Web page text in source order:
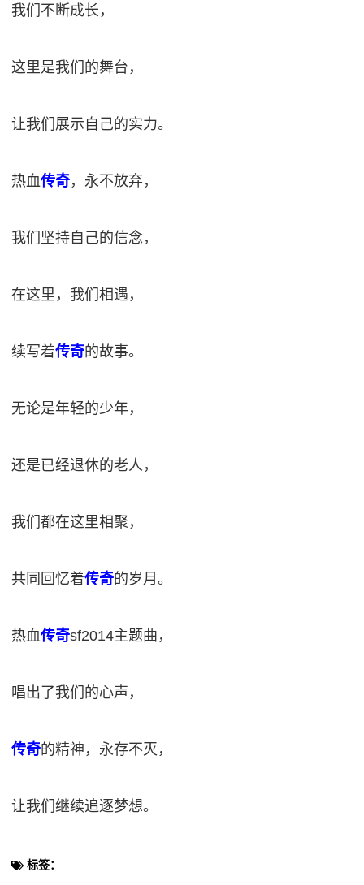
我们不断成长，
这里是我们的舞台，
让我们展示自己的实力。
热血传奇，永不放弃，
我们坚持自己的信念，
在这里，我们相遇，
续写着传奇的故事。
无论是年轻的少年，
还是已经退休的老人，
我们都在这里相聚，
共同回忆着传奇的岁月。
热血传奇sf2014主题曲，
唱出了我们的心声，
传奇的精神，永存不灭，
让我们继续追逐梦想。
标签：